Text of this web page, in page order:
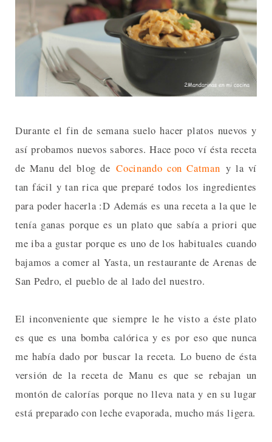
Durante el fin de semana suelo hacer platos nuevos y
así probamos nuevos sabores. Hace poco ví ésta receta
de Manu del blog deCocinando con Catman y la ví
tan fácil y tan rica que preparé todos los ingredientes
para poder hacerla :D Además es una receta a la que le
tenía ganas porque es un plato que sabía a priori que
me iba a gustar porque es uno de los habituales cuando
bajamos a comer al Yasta, un restaurante de Arenas de
San Pedro, el pueblo de al lado del nuestro.
El inconveniente que siempre le he visto a éste plato
es que es una bomba calórica y es por eso que nunca
me había dado por buscar la receta. Lo bueno de ésta
versión de la receta de Manu es que se rebajan un
montón de calorías porque no lleva nata y en su lugar
está preparado con leche evaporada, mucho más ligera.